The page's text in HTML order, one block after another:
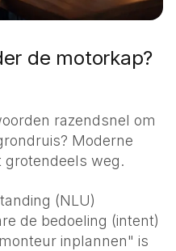
de motorkap?
razendsnel om
Moderne
grotendeels weg.
(NLU)
de bedoeling (intent)
inplannen" is